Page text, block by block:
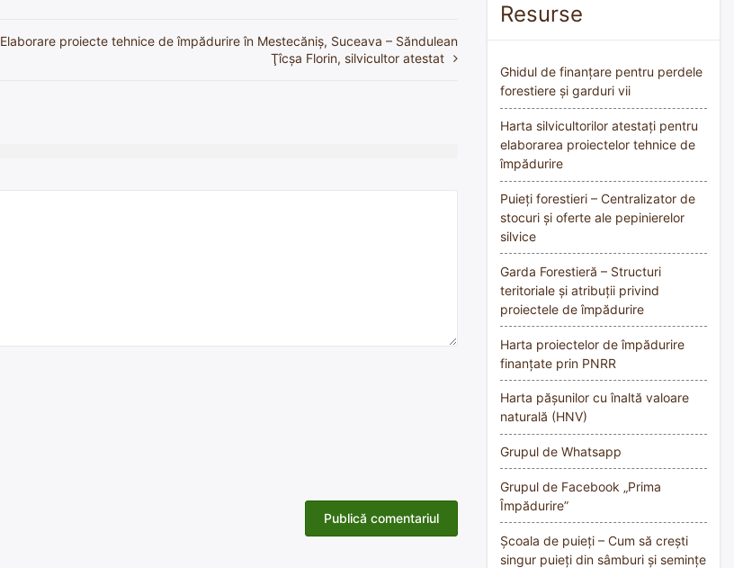
Elaborare proiecte tehnice de împădurire în Mestecăniș, Suceava – Săndulean
Ţîcșa Florin, silvicultor atestat
Resurse
Ghidul de finanțare pentru perdele
forestiere și garduri vii
Harta silvicultorilor atestați pentru
elaborarea proiectelor tehnice de
împădurire
Puieți forestieri – Centralizator de
stocuri și oferte ale pepinierelor
silvice
Garda Forestieră – Structuri
teritoriale și atribuții privind
proiectele de împădurire
Harta proiectelor de împădurire
finanțate prin PNRR
Harta pășunilor cu înaltă valoare
naturală (HNV)
Grupul de Whatsapp
Grupul de Facebook „Prima
Împădurire”
Școala de puieți – Cum să crești
singur puieți din sâmburi și semințe